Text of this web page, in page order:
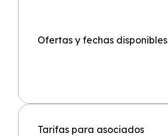
Ofertas y fechas disponibles
Tarifas para asociados